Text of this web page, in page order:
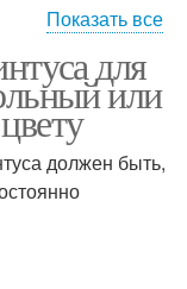
Показать все
для
или
должен быть,